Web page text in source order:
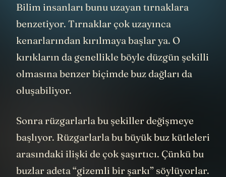
Bilim insanları bunu uzayan tırnaklara
benzetiyor. Tırnaklar çok uzayınca
kenarlarından kırılmaya başlar ya. O
kırıkların da genellikle böyle düzgün şekilli
olmasına benzer biçimde buz dağları da
oluşabiliyor.
Sonra rüzgarlarla bu şekiller değişmeye
başlıyor. Rüzgarlarla bu büyük buz kütleleri
arasındaki ilişki de çok şaşırtıcı. Çünkü bu
buzlar adeta “gizemli bir şarkı” söylüyorlar.